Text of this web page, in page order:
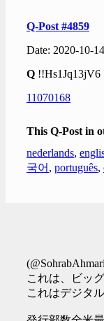
Q-Post #4859
Date: 2020-10-
Q !!Hs1Jq13jV6
11070168
This Q-Post in
nederlands,
국어 , português,
これは、ビッ
これはデジタ